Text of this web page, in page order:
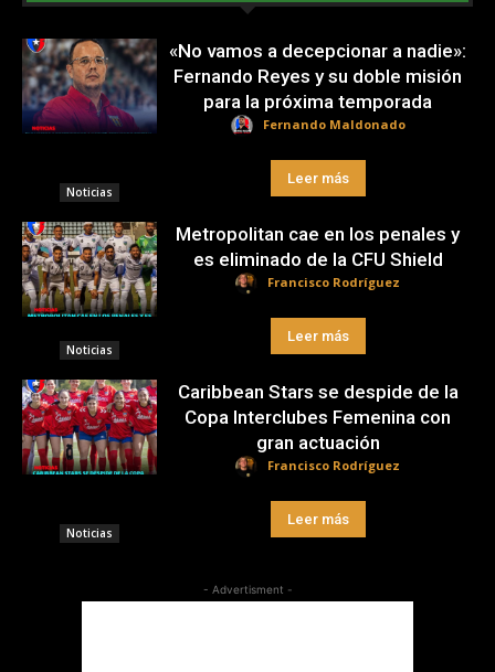
Noticias
«No vamos a decepcionar a nadie»:
Fernando Reyes y su doble misión
para la próxima temporada
Fernando Maldonado
Leer más
Noticias
Metropolitan cae en los penales y
es eliminado de la CFU Shield
Francisco Rodríguez
Leer más
Noticias
Caribbean Stars se despide de la
Copa Interclubes Femenina con
gran actuación
Francisco Rodríguez
Leer más
- Advertisment -